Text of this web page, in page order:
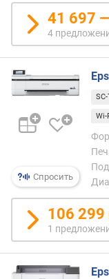
в
р
е
м
я
п
ч
а
л
и
т
с
41 697
4
Спросить
Wi-
106 299
1